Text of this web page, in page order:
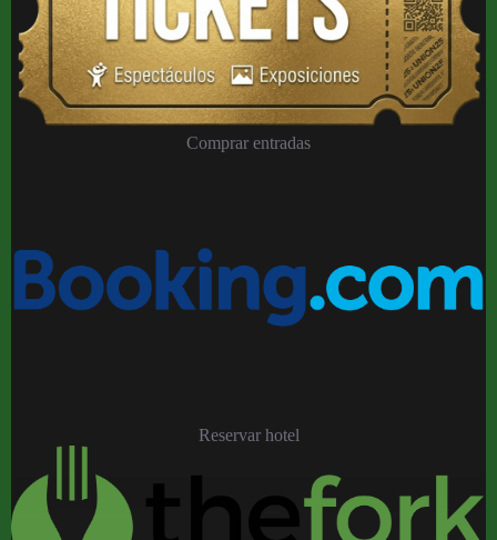
Comprar entradas
Reservar hotel